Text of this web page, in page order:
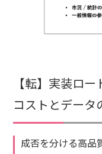
【転】実装ロ
コストとデータ
成否を分ける高